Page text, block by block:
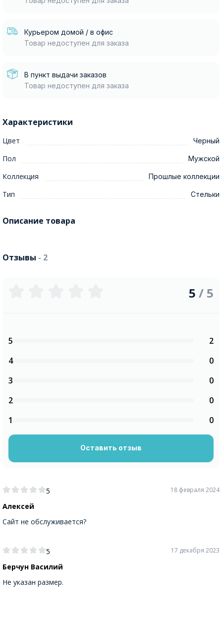
Курьером домой / в офис
Товар недоступен для заказа
В пункт выдачи заказов
Товар недоступен для заказа
Характеристики
Цвет Черный
Пол Мужской
Коллекция Прошлые коллекции
Тип Стельки
Описание товара
Отзывы - 2
5
Алексей
18 февраля 2024
Сайт не обслуживается?
5
Берчун Василий
17 декабря 2023
Не указан размер.
5 / 5
5
2
4
0
3
0
2
0
1
0
Оставить отзыв